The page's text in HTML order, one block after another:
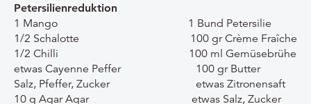
Petersilienreduktion
1 Mango 1 Bund Petersilie
1/2 Schalotte 100 gr Crème Fraîche
1/2 Chilli 100 ml Gemüsebrühe
etwas Cayenne Peffer 100 gr Butter
Salz, Pfeffer, Zucker etwas Zitronensaft
10 g Agar Agar etwas Salz, Zucker